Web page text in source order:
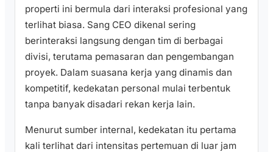
properti ini bermula dari interaksi profesional yang
terlihat biasa. Sang CEO dikenal sering
berinteraksi langsung dengan tim di berbagai
divisi, terutama pemasaran dan pengembangan
proyek. Dalam suasana kerja yang dinamis dan
kompetitif, kedekatan personal mulai terbentuk
tanpa banyak disadari rekan kerja lain.
Menurut sumber internal, kedekatan itu pertama
kali terlihat dari intensitas pertemuan di luar jam